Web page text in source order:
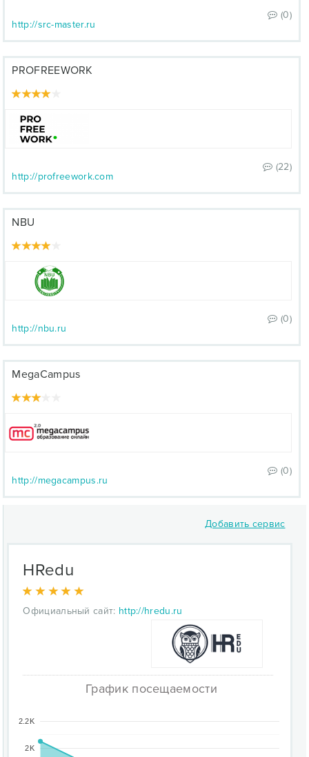
(0)
http://src-master.ru
PROFREEWORK
(22)
http://profreework.com
NBU
(0)
http://nbu.ru
MegaCampus
(0)
http://megacampus.ru
Добавить сервис
HRedu
Официальный сайт: http://hredu.ru
График посещаемости
2K
2.2K